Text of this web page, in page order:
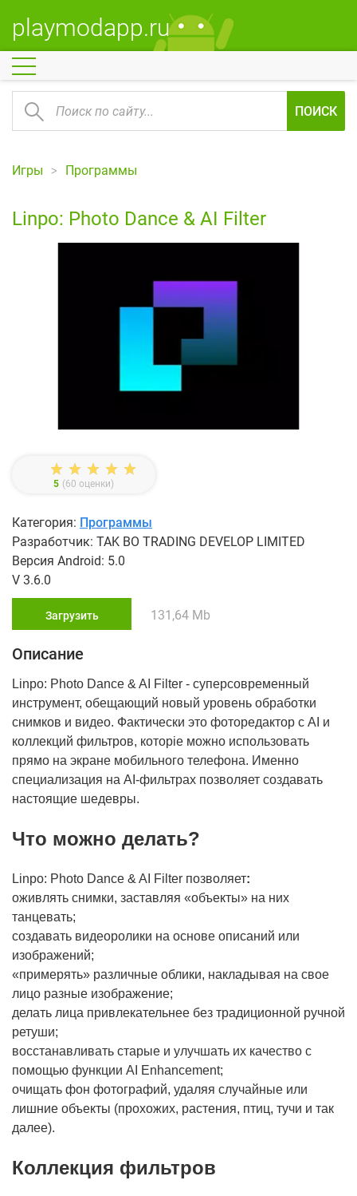
playmodapp.ru
ПОИСК
Игры Программы
Linpo: Photo Dance & AI Filter
5 (60 оценки)
Категория: Программы
Разработчик: TAK BO TRADING DEVELOP LIMITED
Версия Android: 5.0
V 3.6.0
Загрузить 131,64 Mb
Описание
Linpo: Photo Dance & AI Filter - суперсовременный
инструмент, обещающий новый уровень обработки
снимков и видео. Фактически это фоторедактор с AI и
коллекций фильтров, которіе можно использовать
прямо на экране мобильного телефона. Именно
специализация на AI-фильтрах позволяет создавать
настоящие шедевры.
Что можно делать?
Linpo: Photo Dance & AI Filter позволяет:
оживлять снимки, заставляя «объекты» на них
танцевать;
создавать видеоролики на основе описаний или
изображений;
«примерять» различные облики, накладывая на свое
лицо разные изображение;
делать лица привлекательнее без традиционной ручной
ретуши;
восстанавливать старые и улучшать их качество с
помощью функции AI Enhancement;
очищать фон фотографий, удаляя случайные или
лишние объекты (прохожих, растения, птиц, тучи и так
далее).
Коллекция фильтров